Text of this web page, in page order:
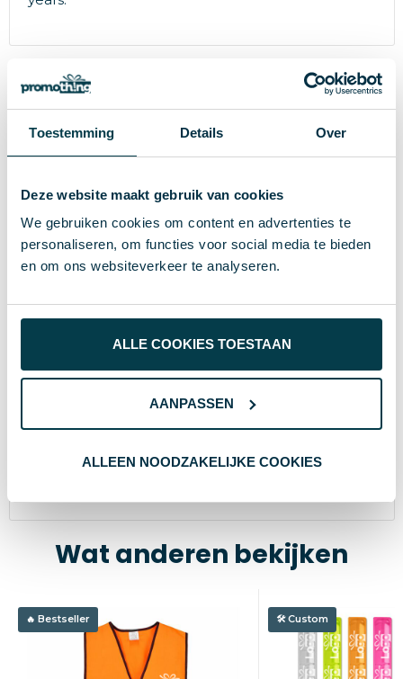
Toestemming Details Over
Deze website maakt gebruik van cookies
We gebruiken cookies om content en advertenties te
personaliseren, om functies voor social media te bieden
en om ons websiteverkeer te analyseren.
ALLE COOKIES TOESTAAN
AANPASSEN
ALLEEN NOODZAKELIJKE COOKIES
Specificaties
Gewicht
Merk
EAN-code 8719495016008
Materiaal 100% Polyester
Geel
Afmeting kidssize: 40 cm wide x 50 cm high
0 cm
Wat anderen bekijken
Bestseller Custom